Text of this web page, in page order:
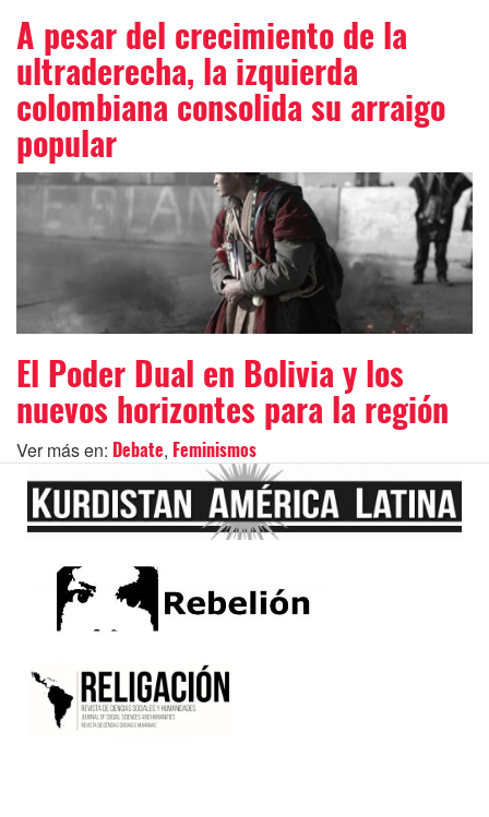
A pesar del crecimiento de la
ultraderecha, la izquierda
colombiana consolida su arraigo
popular
El Poder Dual en Bolivia y los
nuevos horizontes para la región
Ver más en: Debate, Feminismos